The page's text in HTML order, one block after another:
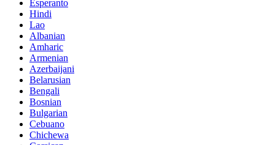
Esperanto
Hindi
Lao
Albanian
Amharic
Armenian
Azerbaijani
Belarusian
Bengali
Bosnian
Bulgarian
Cebuano
Chichewa